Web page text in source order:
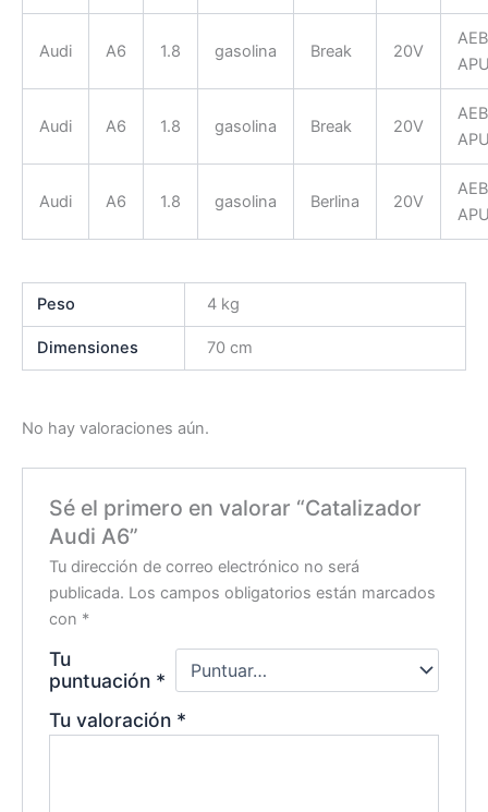
Audi A6 1.8 gasolina Break 20V
Audi A6 1.8 gasolina Break 20V
Audi A6 1.8 gasolina Berlina 20V
Peso 4 kg
Dimensiones 70 cm
No hay valoraciones aún.
Sé el primero en valorar “Catalizador
Audi A6”
Tu dirección de correo electrónico no será
publicada. Los campos obligatorios están marcados
con *
Tu
puntuación *
Tu valoración *